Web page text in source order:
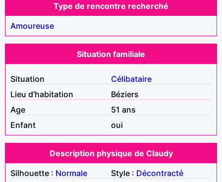
Type de rencontre recherché
Amoureuse
Situation familiale
Situation
Célibataire
Lieu d'habitation
Béziers
Age
51 ans
Enfant
oui
Description physique de Claudy
Silhouette : Normale Style : Décontracté